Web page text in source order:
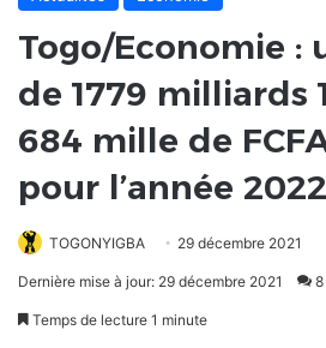
Togo/Economie :
de 1779 milliards
684 mille de
pour l’année 2022
TOGONYIGBA 29 décembre 2021
Dernière mise à jour: 29 décembre 2021 8
Temps de lecture 1 minute